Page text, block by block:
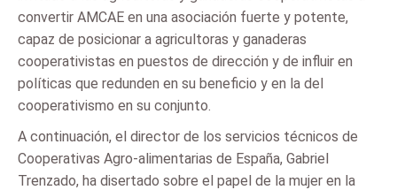
convertir AMCAE en una asociación fuerte y potente,
capaz de posicionar a agricultoras y ganaderas
cooperativistas en puestos de dirección y de influir en
políticas que redunden en su beneficio y en la del
cooperativismo en su conjunto.
A continuación, el director de los servicios técnicos de
Cooperativas Agro-alimentarias de España, Gabriel
Trenzado, ha disertado sobre el papel de la mujer en la